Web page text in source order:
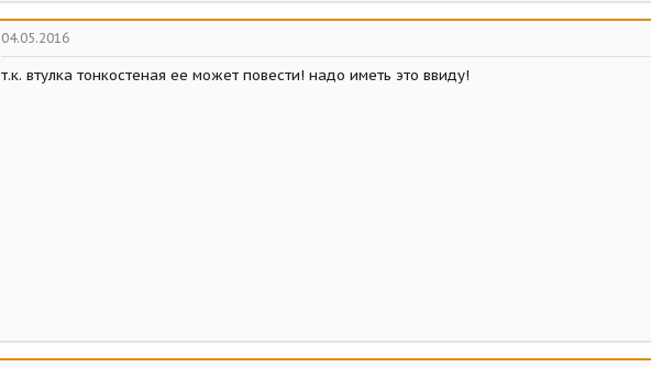
04.05.2016
т.к. втулка тонкостеная ее может повести! надо иметь это ввиду!